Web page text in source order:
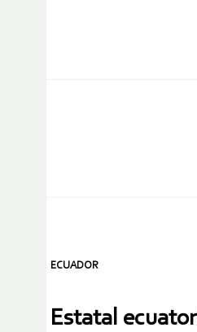
ECUADOR
Estatal